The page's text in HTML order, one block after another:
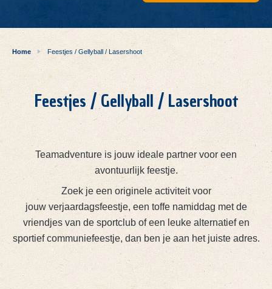
Home Feestjes / Gellyball / Lasershoot
Feestjes / Gellyball / Lasershoot
Teamadventure is jouw ideale partner voor een
avontuurlijk feestje.
Zoek je een originele activiteit voor
jouw verjaardagsfeestje, een toffe namiddag met de
vriendjes van de sportclub of een leuke alternatief en
sportief communiefeestje, dan ben je aan het juiste adres.